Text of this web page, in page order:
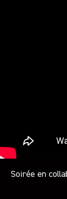
Soirée en